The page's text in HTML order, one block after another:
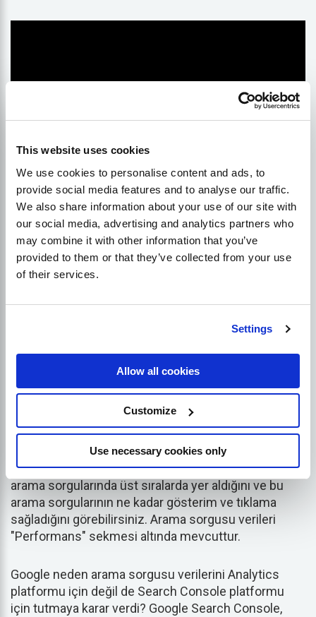
This website uses cookies
We use cookies to personalise content and ads, to
provide social media features and to analyse our traffic.
We also share information about your use of our site with
our social media, advertising and analytics partners who
may combine it with other information that you’ve
provided to them or that they’ve collected from your use
of their services.
Settings
Allow all cookies
Customize
Use necessary cookies only
platformundan yalnızca arama sorgusu verilerini
verilerini ortaya çıkarmıştır. Google 2011 yılında
HTTPS güncellemesini yayınladığında bile Google
Search Console bu verileri sakladı. Google Search
Console'u kullanarak web sitenizin Google'da hangi
arama sorgularında üst sıralarda yer aldığını ve bu
arama sorgularının ne kadar gösterim ve tıklama
sağladığını görebilirsiniz. Arama sorgusu verileri
"Performans" sekmesi altında mevcuttur.
Google neden arama sorgusu verilerini Analytics
platformu için değil de Search Console platformu
için tutmaya karar verdi? Google Search Console,